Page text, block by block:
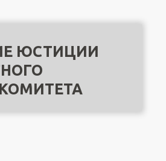
ЮСТИЦИИ